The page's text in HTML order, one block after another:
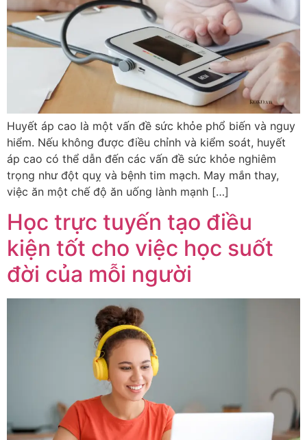
Huyết áp cao là một vấn đề sức khỏe phổ biến và nguy
hiểm. Nếu không được điều chỉnh và kiểm soát, huyết
áp cao có thể dẫn đến các vấn đề sức khỏe nghiêm
trọng như đột quỵ và bệnh tim mạch. May mắn thay,
việc ăn một chế độ ăn uống lành mạnh […]
Học trực tuyến tạo điều
kiện tốt cho việc học suốt
đời của mỗi người